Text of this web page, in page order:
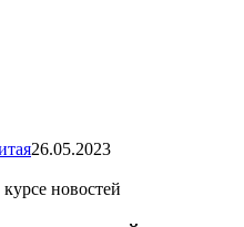
26.05.2023
новостей